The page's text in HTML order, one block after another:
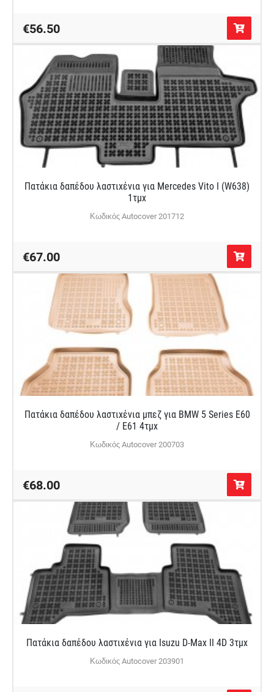
€56.50
Πατάκια δαπέδου λαστιχένια για Mercedes Vito I (W638)
1τμχ
Κωδικός Autocover 201712
€67.00
Πατάκια δαπέδου λαστιχένια μπεζ για BMW 5 Series E60
/ E61 4τμχ
Κωδικός Autocover 200703
€68.00
Πατάκια δαπέδου λαστιχένια για Isuzu D-Max II 4D 3τμχ
Κωδικός Autocover 203901